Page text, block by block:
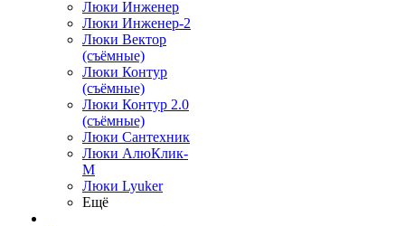
Люки Инженер
Люки Инженер-2
Люки Вектор
(съёмные)
Люки Контур
(съёмные)
Люки Контур 2.0
(съёмные)
Люки Сантехник
Люки АлюКлик-
М
Люки Lyuker
Ещё